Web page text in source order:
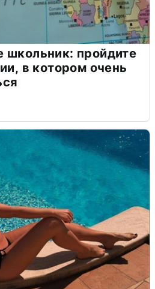
школьник: пройдите
в котором очень